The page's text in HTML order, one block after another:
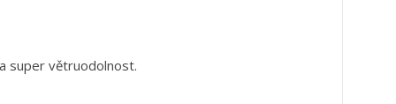
super větruodolnost.